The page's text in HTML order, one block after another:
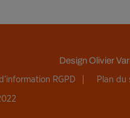
DesignOlivier
RGPD Plan du